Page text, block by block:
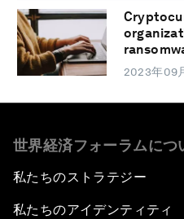
2023年09
世界経済フォーラムにつ
私たちのストラテジー
私たちのアイデンティティ